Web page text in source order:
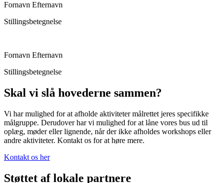
Fornavn Efternavn
Stillingsbetegnelse
Fornavn Efternavn
Stillingsbetegnelse
Skal vi slå hovederne sammen?
Vi har mulighed for at afholde aktiviteter målrettet jeres specifikke
målgruppe. Derudover har vi mulighed for at låne vores bus ud til
oplæg, møder eller lignende, når der ikke afholdes workshops eller
andre aktiviteter. Kontakt os for at høre mere.
Kontakt os her
Støttet af lokale partnere